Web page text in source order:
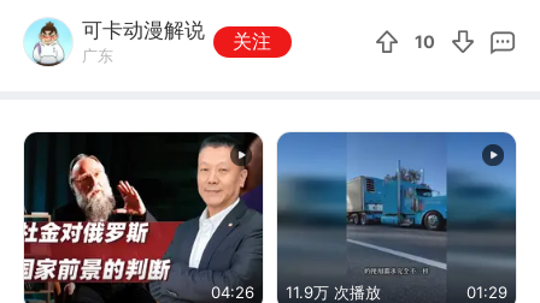
可卡动漫解说
广东
关注 10
04:26 11.9万 次播放 01:29